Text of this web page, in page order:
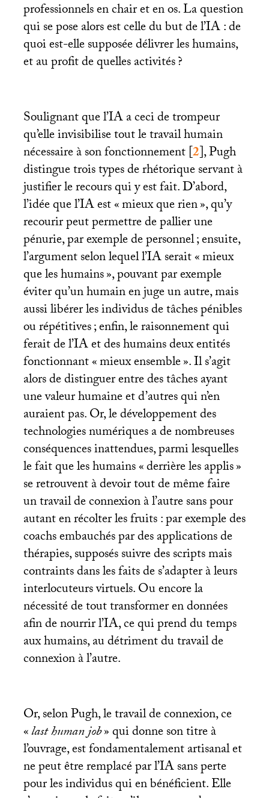
professionnels en chair et en os. La question
qui se pose alors est celle du but de l’IA: de
quoi est-elle supposée délivrer les humains,
et au profit de quelles activités?
Soulignant que l’IAa ceci de trompeur
qu’elle invisibilise tout le travail humain
nécessaire à son fonctionnement[2], Pugh
distingue trois types de rhétorique servant à
justifier le recours qui y est fait. D’abord,
l’idée que l’IAest «mieux que rien», qu’y
recourir peut permettre de pallier une
pénurie, par exemple de personnel; ensuite,
l’argument selon lequel l’IAserait «mieux
que les humains», pouvant par exemple
éviter qu’un humain en juge un autre, mais
aussi libérer les individus de tâches pénibles
ou répétitives; enfin, le raisonnement qui
ferait de l’IAet des humains deux entités
fonctionnant «mieux ensemble». Il s’agit
alors de distinguer entre des tâches ayant
une valeur humaine et d’autres qui n’en
auraient pas. Or, le développement des
technologies numériques a de nombreuses
conséquences inattendues, parmi lesquelles
le fait que les humains «derrière les applis»
se retrouvent à devoir tout de même faire
un travail de connexion à l’autre sans pour
autant en récolter les fruits : par exemple des
coachs embauchés par des applications de
thérapies, supposés suivre des scripts mais
contraints dans les faits de s’adapter à leurs
interlocuteurs virtuels. Ou encore la
nécessité de tout transformer en données
afin de nourrir l’IA, ce qui prend du temps
aux humains, au détriment du travail de
connexion à l’autre.
Or, selon Pugh, le travail de connexion, ce
«last human job» qui donne son titre à
l’ouvrage, est fondamentalement artisanal et
ne peut être remplacé par l’IAsans perte
pour les individus qui en bénéficient. Elle